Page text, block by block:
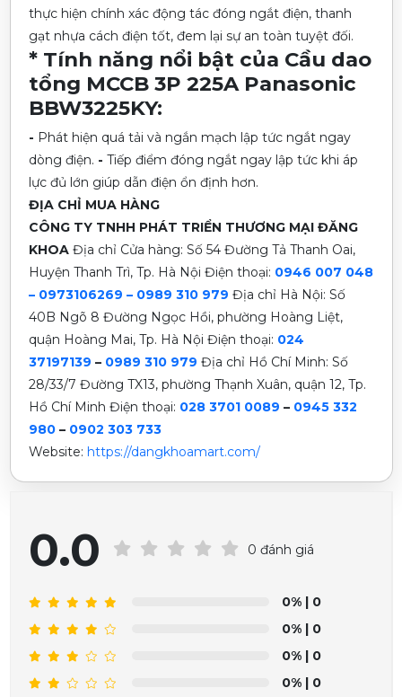
thực hiện chính xác động tác đóng ngắt điện, thanh
gạt nhựa cách điện tốt, đem lại sự an toàn tuyệt đối.
* Tính năng nổi bật của Cầu dao
tổng MCCB 3P 225A Panasonic
BBW3225KY:
- Phát hiện quá tải và ngắn mạch lập tức ngắt ngay
dòng điện. - Tiếp điểm đóng ngắt ngay lập tức khi áp
lực đủ lớn giúp dẫn điện ổn định hơn.
ĐỊA CHỈ MUA HÀNG
CÔNG TY TNHH PHÁT TRIỂN THƯƠNG MẠI ĐĂNG
KHOA Địa chỉ Cửa hàng: Số 54 Đường Tả Thanh Oai,
Huyện Thanh Trì, Tp. Hà Nội Điện thoại: 0946 007 048
– 0973106269 – 0989 310 979 Địa chỉ Hà Nội: Số
40B Ngõ 8 Đường Ngọc Hồi, phường Hoàng Liệt,
quận Hoàng Mai, Tp. Hà Nội Điện thoại: 024
37197139 – 0989 310 979 Địa chỉ Hồ Chí Minh: Số
28/33/7 Đường TX13, phường Thạnh Xuân, quận 12, Tp.
Hồ Chí Minh Điện thoại: 028 3701 0089 – 0945 332
980– 0902 303 733
Website: https://dangkhoamart.com/
0.0 0 đánh giá
0% | 0
0% | 0
0% | 0
0% | 0